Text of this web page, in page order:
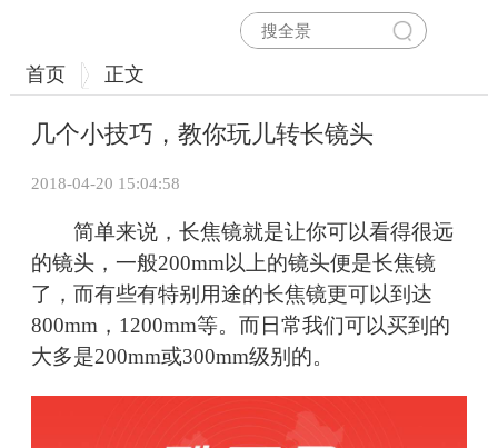
首页 正文
几个小技巧，教你玩儿转长镜头
2018-04-20 15:04:58
简单来说，长焦镜就是让你可以看得很远
的镜头，一般200mm以上的镜头便是长焦镜
了，而有些有特别用途的长焦镜更可以到达
800mm，1200mm等。而日常我们可以买到的
大多是200mm或300mm级别的。